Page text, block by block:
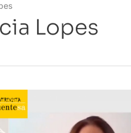
Lopes